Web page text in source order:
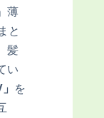
薄
と
髪
い
を